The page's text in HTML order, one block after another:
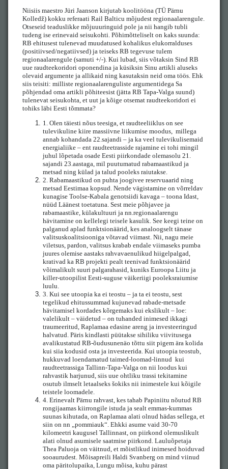
Niisiis maestro Jüri Jaanson kirjutab koolitööna (TÜ Pärnu
Kolledž) kokku referaati Rail Balticu mõjudest regionaalarengule.
Otseseid teaduslikke mõjuuuringuid pole ja nii hangib tubli
tudeng ise erinevaid seisukohti. Põhimõtteliselt on kaks suunda:
RB ehitusest tulenevad muudatused kohalikus elukorralduses
(positiivsed/negatiivsed) ja teiseks RB tegevuse tulem
regionaalarengule (samuti +/-). Kui lubad, siis võtaksin Sind RB
uue raudteekoridori oponendina ja küsiksin Sinu artikli aluseks
olevaid argumente ja allikaid ning kasutaksin neid oma töös. Ehk
siis teisiti: milliste regionaalarenguliste argumentidega Sa
põhjendad oma artikli põhiteesist (jätta RB Tapa-Valga suund)
tulenevat seisukohta, et uut ja kõige otsemat raudteekoridori ei
tohiks läbi Eesti tõmmata?
1. Olen täiesti nõus teesiga, et raudteeliiklus on see
tulevikuline kiire massiivne liikumise moodus, millega
annab kohandada 22.sajandi – ja ka veel tulevikulisemaid
energialiike – ent raudteetrasside rajamine ei tohi mingil
juhul lõpetada osade Eesti piirkondade olemasolu 21.
sajandi 23.aastaga, mil puutumatud rabamaastikud ja
metsad ning külad ja talud pooleks raiutakse.
2. Rabamaastikud on puhta joogivee reservuaarid ning
metsad Eestimaa kopsud. Nende vägistamine on võrreldav
kunagise Toolse-Kabala genotsiidi kavaga – toona Idast,
nüüd Läänest toetatuna. Sest meie põhjavee ja
rabamaastike, külakultuuri ja nn.regionaalarengu
hävitamine on kellelegi teisele kasulik. See keegi teine on
palganud aplad funktsionäärid, kes analoogselt tänase
valitsuskoalitsiooniga võtavad viimast. Nii, nagu meie
viletsus, pardon, valitsus krabab endale viimaseks pumba
juures olemise aastaks rahvavaenulikud hiigelpalgad,
krativad ka RB projekti pealt teenivad funktsionäärid
võimalikult suuri palgarahasid, kuniks Euroopa Liitu ja
killer-utoopilist Eesti-suguse väikeriigi pooleksraiumise
luulu.
3. Kui see utoopia ka ei teostu – ja ta ei teostu, sest
tegelikud ehitussummad kujunevad rabade-metsade
hävitamisel kordades kõrgemaks kui ekslikult – loe:
valelikult – väidetud – on tuhanded inimesed ikkagi
traumeeritud, Raplamaa edasine areng ja investeeringud
halvatud. Päris kindlasti püütakse sihiliku viivitusega
avalikustatud RB-õudusunenäo tõttu siit pigem ära kolida
kui siia kodusid osta ja investeerida. Kui utoopia teostub,
hukkuvad loendamatud taimed-loomad-linnud kui
raudteetrassiga Tallinn-Tapa-Valga on nii loodus kui
rahvastik harjunud, siis uue ohtliku trassi tekitamine
osutub ilmselt letaalseks šokiks nii inimestele kui kõigile
teistele loomadele.
4. Erinevalt Pärnu rahvast, kes tahab Papiniitu nõutud RB
rongijaamas kiirrongile istuda ja sealt emmas-kummas
suunas kihutada, on Raplamaa alati olnud hädas sellega, et
siin on nn „pommiauk“. Ehkki asume vaid 30-70
kilomeetri kaugusel Tallinnast, on piirkond olemuslikult
alati olnud asumisele saatmise piirkond. Lauluõpetaja
Thea Paluoja on väitnud, et mõistlikud inimesed hoiduvad
sooaurudest. Mõisapreili Haldi Svanberg on mind viinud
oma päritolupaika, Lungu mõisa, kuhu pärast